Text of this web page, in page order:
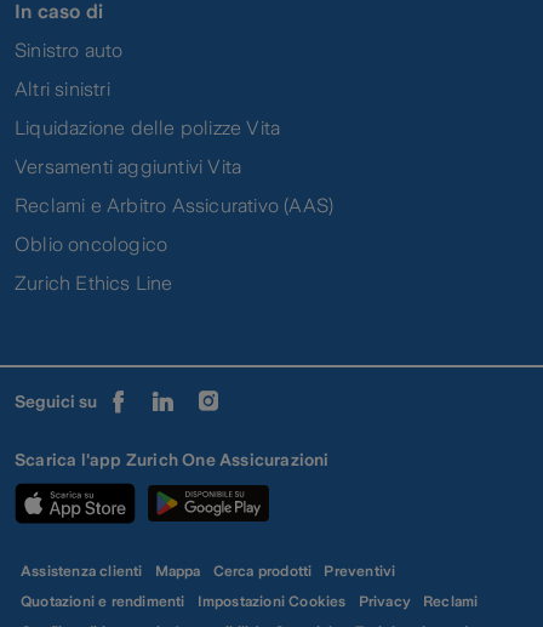
In caso di
Sinistro auto
Altri sinistri
Liquidazione delle polizze Vita
Versamenti aggiuntivi Vita
Reclami e Arbitro Assicurativo (AAS)
Oblio oncologico
Zurich Ethics Line
Seguici su
Scarica l'app Zurich One Assicurazioni
Assistenza clienti Mappa Cerca prodotti
Preventivi
Quotazioni e rendimenti
Impostazioni Cookies Privacy
Reclami